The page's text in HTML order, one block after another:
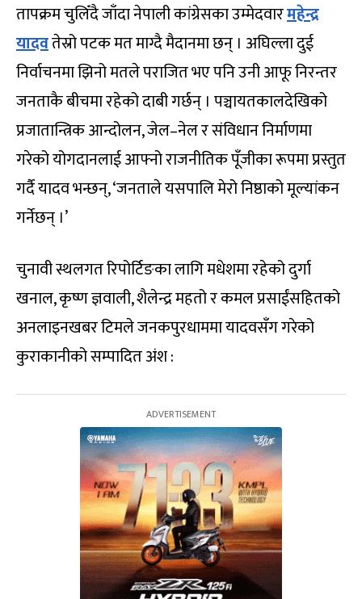
तापक्रम चुलिँदै जाँदा नेपाली कांग्रेसका उम्मेदवारमहेन्द्र
यादवतेस्रो पटक मत माग्दै मैदानमा छन् । अघिल्ला दुई
निर्वाचनमा झिनो मतले पराजित भए पनि उनी आफू निरन्तर
जनताकै बीचमा रहेको दाबी गर्छन् । पञ्चायतकालदेखिको
प्रजातान्त्रिक आन्दोलन, जेल–नेल र संविधान निर्माणमा
गरेको योगदानलाई आफ्नो राजनीतिक पूँजीका रूपमा प्रस्तुत
गर्दै यादव भन्छन्, ‘जनताले यसपालि मेरो निष्ठाको मूल्यांकन
गर्नेछन् ।’
चुनावी स्थलगत रिपोर्टिङका लागि मधेशमा रहेको दुर्गा
खनाल, कृष्ण ज्ञवाली, शैलेन्द्र महतो र कमल प्रसाईंसहितको
अनलाइनखबर टिमले जनकपुरधाममा यादवसँग गरेको
कुराकानीको सम्पादित अंश :